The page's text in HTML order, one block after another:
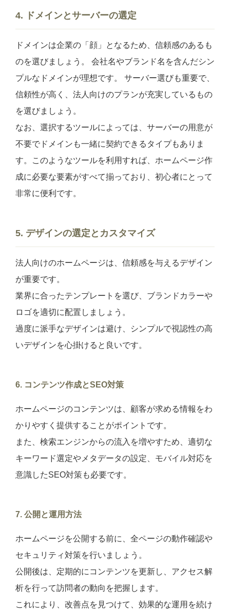
4. ドメインとサーバーの選定
ドメインは企業の「顔」となるため、信頼感のあるも
のを選びましょう。 会社名やブランド名を含んだシン
プルなドメインが理想です。 サーバー選びも重要で、
信頼性が高く、法人向けのプランが充実しているもの
を選びましょう。
なお、選択するツールによっては、サーバーの用意が
不要でドメインも一緒に契約できるタイプもありま
す。このようなツールを利用すれば、ホームページ作
成に必要な要素がすべて揃っており、初心者にとって
非常に便利です。
5. デザインの選定とカスタマイズ
法人向けのホームページは、信頼感を与えるデザイン
が重要です。
業界に合ったテンプレートを選び、ブランドカラーや
ロゴを適切に配置しましょう。
過度に派手なデザインは避け、シンプルで視認性の高
いデザインを心掛けると良いです。
6. コンテンツ作成とSEO対策
ホームページのコンテンツは、顧客が求める情報をわ
かりやすく提供することがポイントです。
また、検索エンジンからの流入を増やすため、適切な
キーワード選定やメタデータの設定、モバイル対応を
意識したSEO対策も必要です。
7. 公開と運用方法
ホームページを公開する前に、全ページの動作確認や
セキュリティ対策を行いましょう。
公開後は、定期的にコンテンツを更新し、アクセス解
析を行って訪問者の動向を把握します。
これにより、改善点を見つけて、効果的な運用を続け